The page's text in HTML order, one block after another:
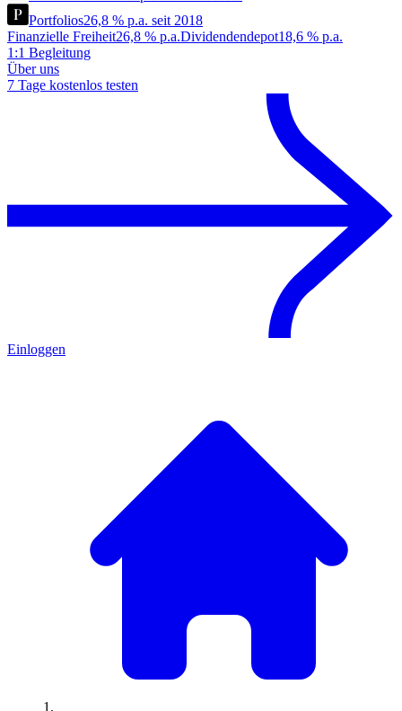
Portfolios26,8 % p.a. seit 2018
Finanzielle Freiheit26,8 % p.a.Dividendendepot18,6 % p.a.
1:1 Begleitung
Über uns
7 Tage kostenlos testen
Einloggen